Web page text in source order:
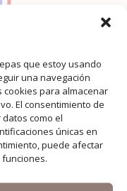
que estoy usando
una navegación
cookies para almacenar
El consentimiento de
como el
únicas en
puede afectar
un blog de
a inspirarte y